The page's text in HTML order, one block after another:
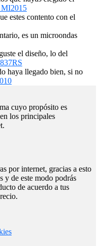
MI2015
estes contento con el
es un microondas
el diseño, lo del
haya llegado bien, si no
cuyo propósito es
los principales
por internet, gracias a esto
y de este modo podrás
de acuerdo a tus